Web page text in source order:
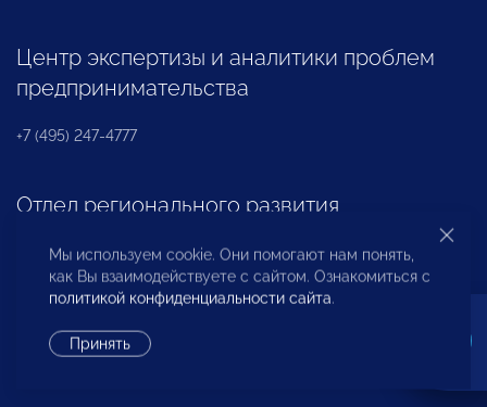
Центр экспертизы и аналитики проблем
предпринимательства
+7 (495) 247-4777
Отдел регионального развития
+7 (495) 247-4777 (доб. 116, 117)
Мы используем cookie. Они помогают нам понять,
как Вы взаимодействуете с сайтом. Ознакомиться с
политикой конфиденциальности сайта.
Принять